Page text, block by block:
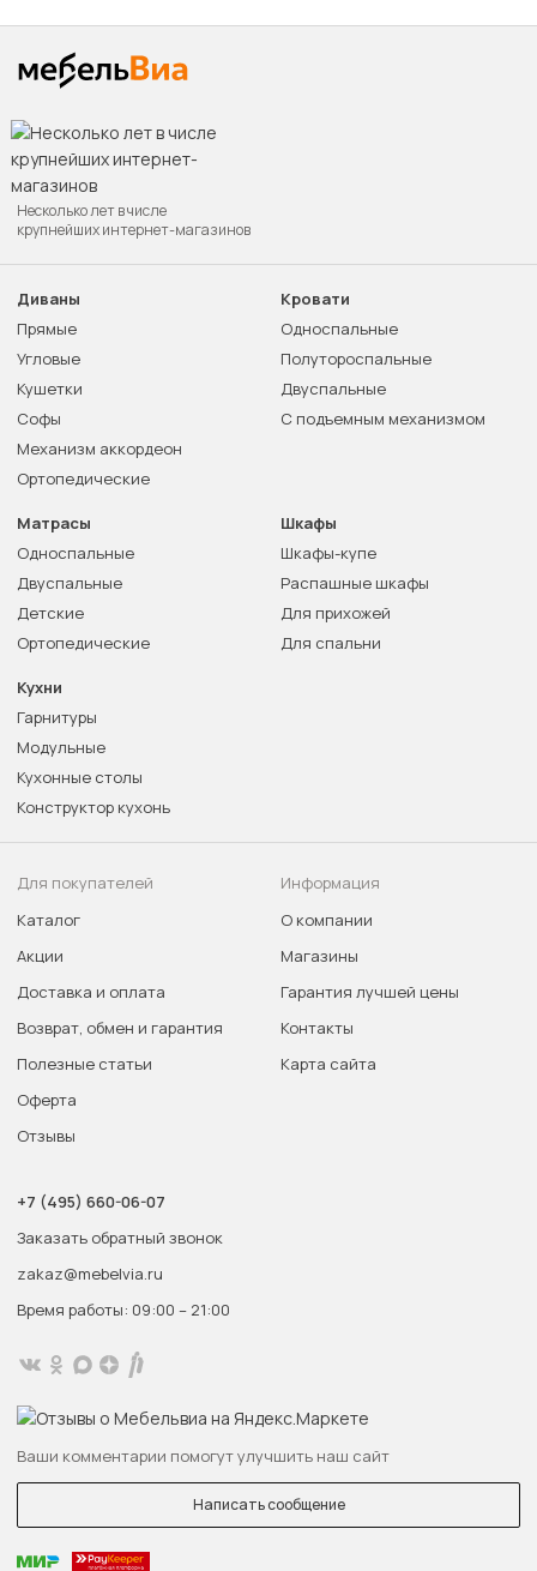
Несколько лет в числе
крупнейших интернет-магазинов
Диваны
Прямые
Угловые
Кушетки
Софы
Механизм аккордеон
Ортопедические
Кровати
Односпальные
Полутороспальные
Двуспальные
С подъемным механизмом
Матрасы
Односпальные
Двуспальные
Детские
Ортопедические
Шкафы
Шкафы-купе
Распашные шкафы
Для прихожей
Для спальни
Кухни
Гарнитуры
Модульные
Кухонные столы
Конструктор кухонь
Для покупателей
Каталог
Акции
Доставка и оплата
Возврат, обмен и гарантия
Полезные статьи
Оферта
Отзывы
Информация
О компании
Магазины
Гарантия лучшей цены
Контакты
Карта сайта
+7 (495) 660-06-07
Заказать обратный звонок
zakaz@mebelvia.ru
Время работы: 09:00 – 21:00
Ваши комментарии помогут улучшить наш сайт
Написать сообщение